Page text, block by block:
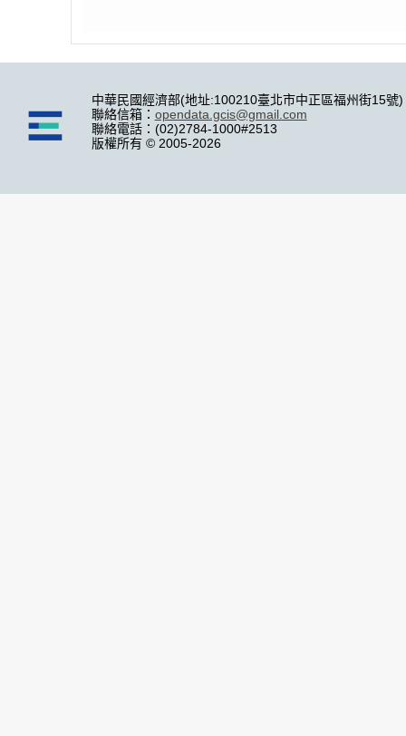
中華民國經濟部(地址:100210臺北市中正區福州街15號)
聯絡信箱： opendata.gcis@gmail.com
聯絡電話：(02)2784-1000#2513
版權所有 © 2005-2026